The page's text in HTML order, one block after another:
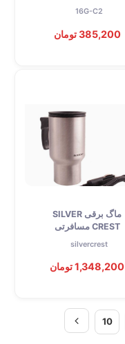
16G-C2
385,200 تومان
ماگ برقی SILVER
CREST مسافرتی
silvercrest
1,348,200 تومان
10